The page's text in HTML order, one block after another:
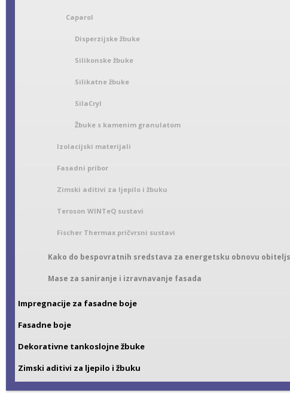
Caparol
Disperzijske žbuke
Silikonske žbuke
Silikatne žbuke
SilaCryl
Žbuke s kamenim granulatom
Izolacijski materijali
Fasadni pribor
Zimski aditivi za ljepilo i žbuku
Teroson WINTeQ sustavi
Fischer Thermax pričvrsni sustavi
Kako do bespovratnih sredstava za energetsku obnovu
Mase za saniranje i izravnavanje fasada
Impregnacije za fasadne boje
Fasadne boje
Dekorativne tankoslojne žbuke
Zimski aditivi za ljepilo i žbuku